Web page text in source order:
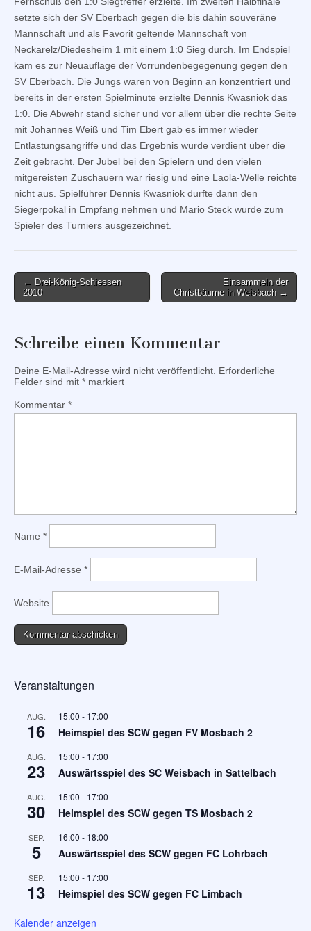
setzte sich der SV Eberbach gegen die bis dahin souveräne
Mannschaft und als Favorit geltende Mannschaft von
Neckarelz/Diedesheim 1 mit einem 1:0 Sieg durch. Im Endspiel
kam es zur Neuauflage der Vorrundenbegegenung gegen den
SV Eberbach. Die Jungs waren von Beginn an konzentriert und
bereits in der ersten Spielminute erzielte Dennis Kwasniok das
1:0. Die Abwehr stand sicher und vor allem über die rechte Seite
mit Johannes Weiß und Tim Ebert gab es immer wieder
Entlastungsangriffe und das Ergebnis wurde verdient über die
Zeit gebracht. Der Jubel bei den Spielern und den vielen
mitgereisten Zuschauern war riesig und eine Laola-Welle reichte
nicht aus. Spielführer Dennis Kwasniok durfte dann den
Siegerpokal in Empfang nehmen und Mario Steck wurde zum
Spieler des Turniers ausgezeichnet.
Post
navigation
← Drei-König-Schiessen
2010
Einsammeln der
Christbäume in Weisbach →
Schreibe einen Kommentar
Deine E-Mail-Adresse wird nicht veröffentlicht. Erforderliche
Felder sind mit * markiert
Kommentar *
Name *
E-Mail-Adresse *
Website
Veranstaltungen
AUG.
16
15:00 - 17:00
Heimspiel des SCW gegen FV Mosbach 2
AUG.
23
15:00 - 17:00
Auswärtsspiel des SC Weisbach in Sattelbach
AUG.
30
15:00 - 17:00
Heimspiel des SCW gegen TS Mosbach 2
SEP.
5
16:00 - 18:00
Auswärtsspiel des SCW gegen FC Lohrbach
SEP.
13
15:00 - 17:00
Heimspiel des SCW gegen FC Limbach
Kalender anzeigen